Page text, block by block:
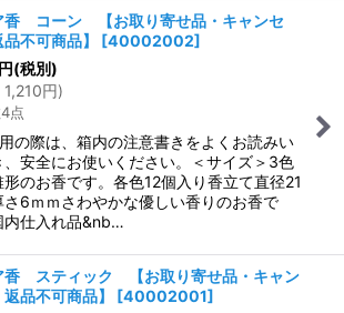
香 コーン 【お取り寄せ品・キャンセ
不可商品】
[40002002]
円(税別)
1,210円)
点
の際は、箱内の注意書きをよくお読みい
、安全にお使いください。＜サイズ＞3色
形のお香です。各色12個入り香立て直径21
さ6ｍｍさわやかな優しい香りのお香で
内仕入れ品&nb…
香 スティック 【お取り寄せ品・キャン
品不可商品】
[40002001]